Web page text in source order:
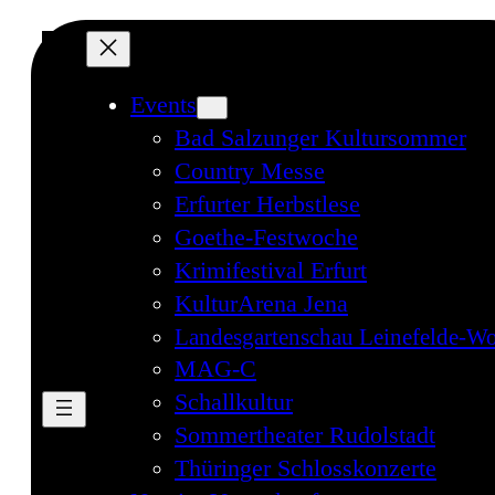
Events
Bad Salzunger Kultursommer
Country Messe
Erfurter Herbstlese
Goethe-Festwoche
Krimifestival Erfurt
KulturArena Jena
Landesgartenschau Leinefelde-
MAG-C
Schallkultur
Sommertheater Rudolstadt
Thüringer Schlosskonzerte